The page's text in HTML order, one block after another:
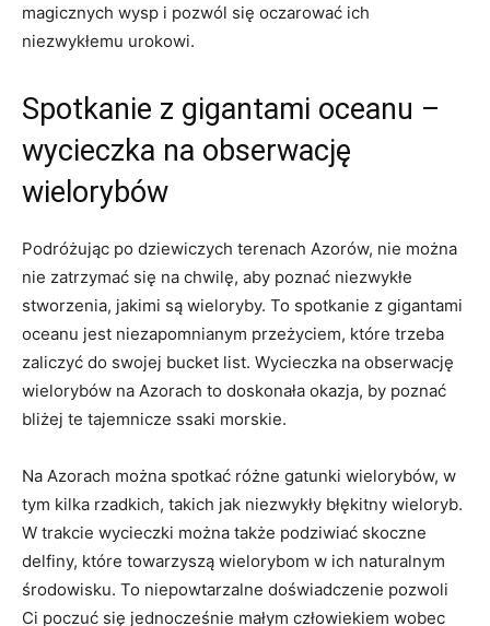
magicznych wysp i pozwól się oczarować ich
niezwykłemu urokowi.
Spotkanie z gigantami oceanu –
wycieczka na obserwację
wielorybów
Podróżując po dziewiczych terenach Azorów, nie można
nie zatrzymać się na chwilę, aby poznać niezwykłe
stworzenia, jakimi są wieloryby. To spotkanie z gigantami
oceanu jest niezapomnianym przeżyciem, które trzeba
zaliczyć do swojej bucket list. Wycieczka na obserwację
wielorybów na Azorach to doskonała okazja, by poznać
bliżej te tajemnicze ssaki morskie.
Na Azorach można spotkać różne gatunki wielorybów, w
tym kilka rzadkich, takich jak niezwykły błękitny wieloryb.
W trakcie wycieczki można także podziwiać skoczne
delfiny, które towarzyszą wielorybom w ich naturalnym
środowisku. To niepowtarzalne doświadczenie pozwoli
Ci poczuć się jednocześnie małym człowiekiem wobec